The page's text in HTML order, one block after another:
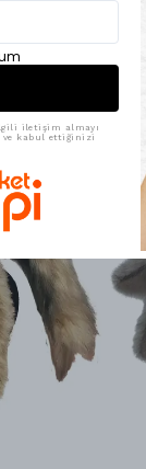
iletişim almayı
ve kabul ettiğinizi